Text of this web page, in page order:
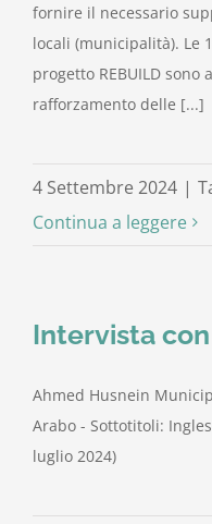
fornire il necessario
locali (municipalità). Le
progetto REBUILD
rafforzamento delle [...]
4 Settembre 2024 |
Continua a leggere
Intervista
Ahmed Husnein
Arabo - Sottotitoli:
luglio 2024)